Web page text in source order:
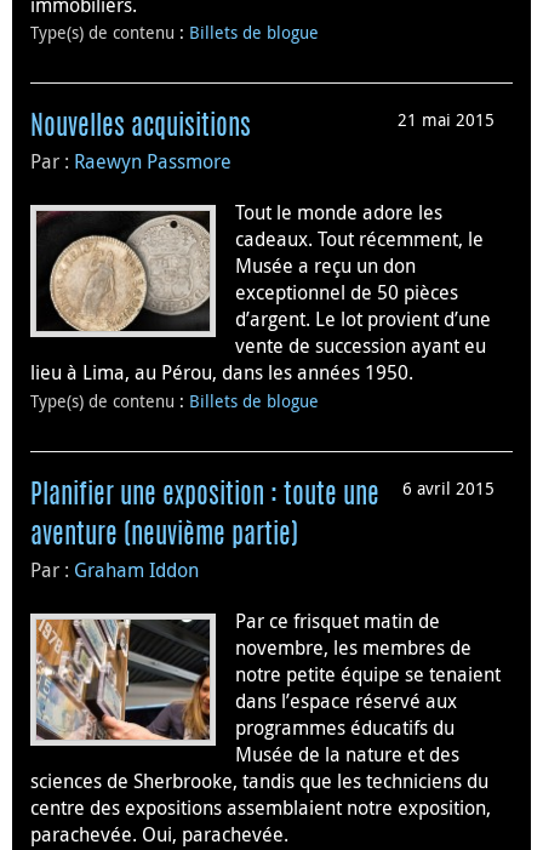
Type(s) de contenu : Billets de blogue
21 mai 2015
Nouvelles acquisitions
Par : Raewyn Passmore
Tout le monde adore les
cadeaux. Tout récemment, le
Musée a reçu un don
exceptionnel de 50 pièces
d’argent. Le lot provient d’une
vente de succession ayant eu
lieu à Lima, au Pérou, dans les années 1950.
Type(s) de contenu : Billets de blogue
6 avril 2015
Planifier une exposition : toute une
aventure (neuvième partie)
Par : Graham Iddon
Par ce frisquet matin de
novembre, les membres de
notre petite équipe se tenaient
dans l’espace réservé aux
programmes éducatifs du
Musée de la nature et des
sciences de Sherbrooke, tandis que les techniciens du
centre des expositions assemblaient notre exposition,
parachevée. Oui, parachevée.